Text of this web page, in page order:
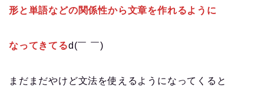
形と単語などの関係性から文章を作れるように
なってきてるd(￣ ￣)
まだまだやけど文法を使えるようになってくると